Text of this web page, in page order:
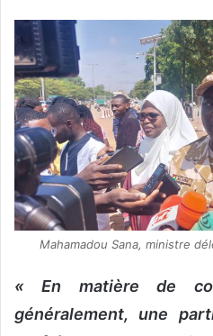
Mahamadou Sana, ministre
« En matière de
généralement, une